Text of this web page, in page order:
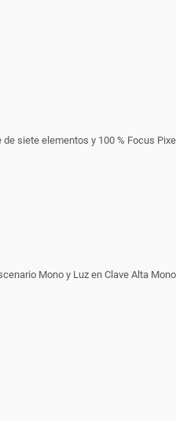
siete elementos y 100 % Focus
Mono y Luz en Clave Alta